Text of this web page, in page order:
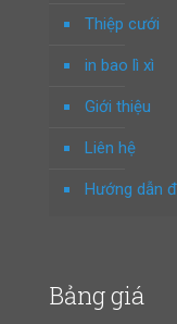
Thiệp cưới
in bao lì xì
Giới thiệu
Liên hệ
Hướng dẫn
Bảng giá